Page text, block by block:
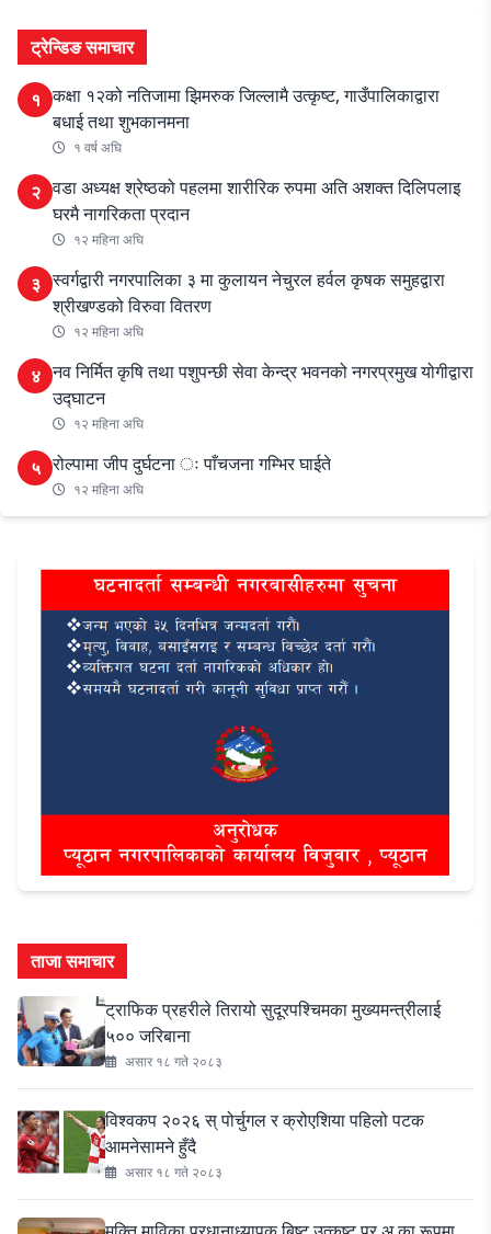
ट्रेन्डिङ समाचार
१ कक्षा १२को नतिजामा झिमरुक जिल्लामै उत्कृष्ट, गाउँपालिकाद्वारा
बधाई तथा शुभकानमना
१ वर्ष अघि
२ वडा अध्यक्ष श्रेष्ठको पहलमा शारीरिक रुपमा अति अशक्त दिलिपलाइ
घरमै नागरिकता प्रदान
१२ महिना अघि
३ स्वर्गद्वारी नगरपालिका ३ मा कुलायन नेचुरल हर्वल कृषक समुहद्वारा
श्रीखण्डको विरुवा वितरण
१२ महिना अघि
४ नव निर्मित कृषि तथा पशुपन्छी सेवा केन्द्र भवनको नगरप्रमुख योगीद्वारा
उद्घाटन
१२ महिना अघि
५ रोल्पामा जीप दुर्घटना ः पाँचजना गम्भिर घाईते
१२ महिना अघि
ताजा समाचार
ट्राफिक प्रहरीले तिरायो सुदूरपश्चिमका मुख्यमन्त्रीलाई
५०० जरिबाना
असार १८ गते २०८३
विश्वकप २०२६ स् पोर्चुगल र क्रोएशिया पहिलो पटक
आमनेसामने हुँदै
असार १८ गते २०८३